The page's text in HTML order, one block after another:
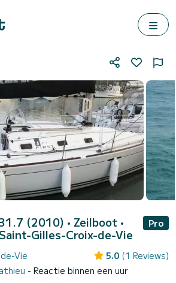
(2010) • Zeilboot •
Saint-Gilles-Croix-de-Vie
Pro
Vie 5.0 (1 Reviews)
- Reactie binnen een uur